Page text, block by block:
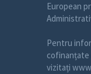
European
Pentru
cofinanțate
vizitați